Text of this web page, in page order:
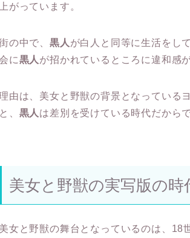
上がっています。
の中で、 黒人 が白人と同等に生活をし
に黒人 が招かれているところに違和感
由は、美女と野獣の背景となっている
と、 黒人 は差別を受けている時代だから
美女と野獣の実写版の
美女と野獣の舞台となっているのは、18